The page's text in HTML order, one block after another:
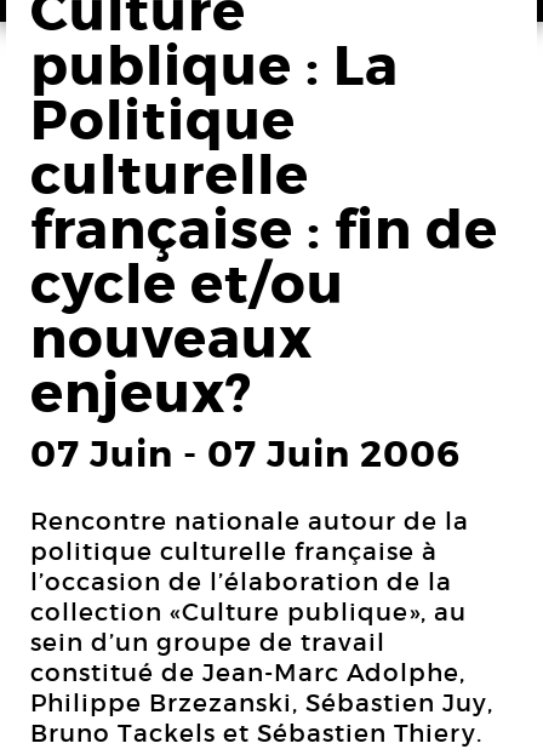
publique : La
Politique
culturelle
française : fin de
cycle et/ou
nouveaux
enjeux?
07 Juin - 07 Juin 2006
Rencontre nationale autour de la
politique culturelle française à
l’occasion de l’élaboration de la
collection «Culture publique», au
sein d’un groupe de travail
constitué de Jean-Marc Adolphe,
Philippe Brzezanski, Sébastien Juy,
Bruno Tackels et Sébastien Thiery.